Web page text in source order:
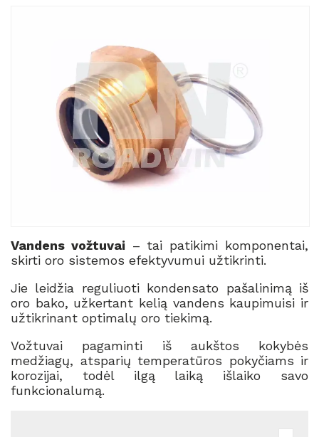
Vandens vožtuvai – tai patikimi komponentai,
skirti oro sistemos efektyvumui užtikrinti.
Jie leidžia reguliuoti kondensato pašalinimą iš
oro bako, užkertant kelią vandens kaupimuisi ir
užtikrinant optimalų oro tiekimą.
Vožtuvai pagaminti iš aukštos kokybės
medžiagų, atsparių temperatūros pokyčiams ir
korozijai, todėl ilgą laiką išlaiko savo
funkcionalumą.